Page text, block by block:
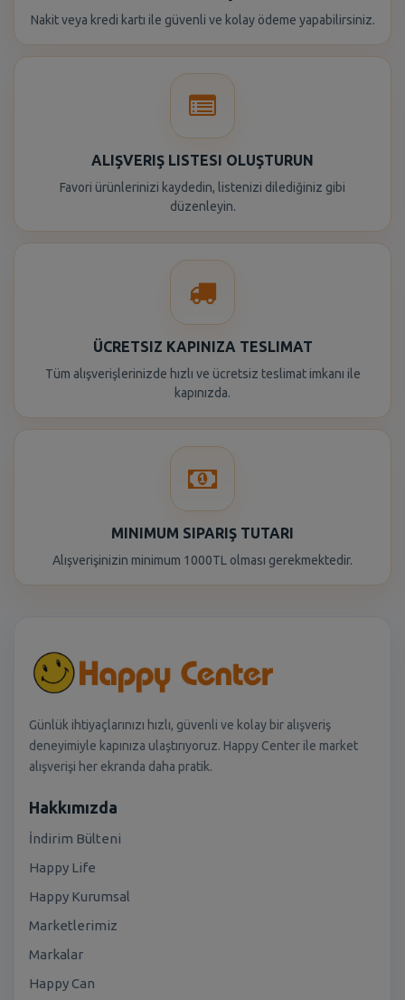
Nakit veya kredi kartı ile güvenli ve kolay ödeme yapabilirsiniz.
ALIŞVERIŞ LISTESI OLUŞTURUN
Favori ürünlerinizi kaydedin, listenizi dilediğiniz gibi
düzenleyin.
ÜCRETSIZ KAPINIZA TESLIMAT
Tüm alışverişlerinizde hızlı ve ücretsiz teslimat imkanı ile
kapınızda.
MINIMUM SIPARIŞ TUTARI
Alışverişinizin minimum 1000TL olması gerekmektedir.
Günlük ihtiyaçlarınızı hızlı, güvenli ve kolay bir alışveriş
deneyimiyle kapınıza ulaştırıyoruz. Happy Center ile market
alışverişi her ekranda daha pratik.
Hakkımızda
İndirim Bülteni
Happy Life
Happy Kurumsal
Marketlerimiz
Markalar
Happy Can